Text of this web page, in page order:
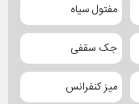
مفتول سیاه
جک سقفی
میز کنفرانس